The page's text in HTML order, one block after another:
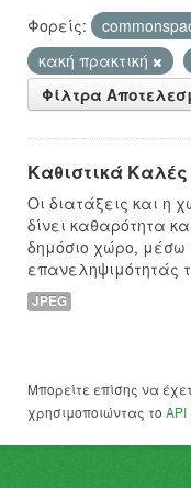
Φορείς:
κακή πρακτική
Φίλτρα
Καθιστικά
Οι διατάξεις και η
δίνει καθαρότητα
δημόσιο χώρο, μέσω
επανεληψιμότητάς
JPEG
Μπορείτε επίσης να
χρησιμοποιώντας το API